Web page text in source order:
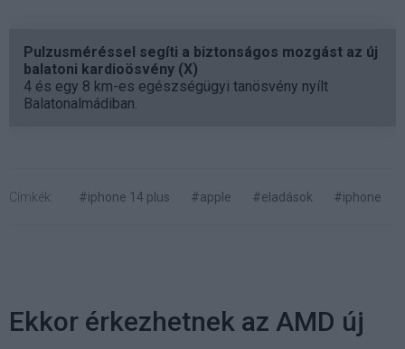
Pulzusméréssel segíti a biztonságos mozgást az új
balatoni kardioösvény (X)
4 és egy 8 km-es egészségügyi tanösvény nyílt
Balatonalmádiban.
Címkék: #iphone 14 plus #apple #eladások #iphone
Ekkor érkezhetnek az AMD új